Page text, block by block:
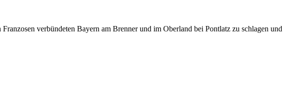
verbündeten Bayern am Brenner und im Oberland bei Pontlatz zu schlagen und